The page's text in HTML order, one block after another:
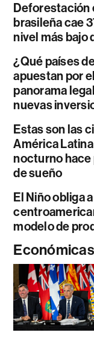
Deforestación
brasileña cae
nivel más bajo
¿Qué países
apuestan por
panorama
nuevas
Estas son las
América
nocturno hace
de sueño
El Niño obliga
modelo de